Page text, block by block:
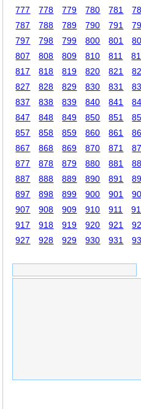
777
778 779 780 781
787
788 789 790 791
797
798 799 800 801
807
808 809 810 811
817
818 819 820 821
827
828 829 830 831
837
838 839 840 841
847
848 849 850 851
857
858 859 860 861
867
868 869 870 871
877
878 879 880 881
887
888 889 890 891
897
898 899 900 901
907
908 909 910 911
917
918 919 920 921
927
928 929 930 931